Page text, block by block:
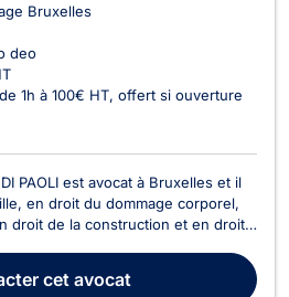
Bruxelles
deo
1h à 100€ HT, offert si ouverture
PAOLI est avocat à Bruxelles et il
en droit du dommage corporel,
droit de la construction et en droit
de mariage, de cohabitation
cet avocat